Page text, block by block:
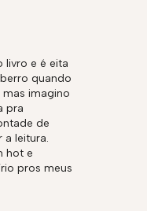
livro e é eita
quando
mas imagino
pra
de
a leitura.
hot e
pros meus